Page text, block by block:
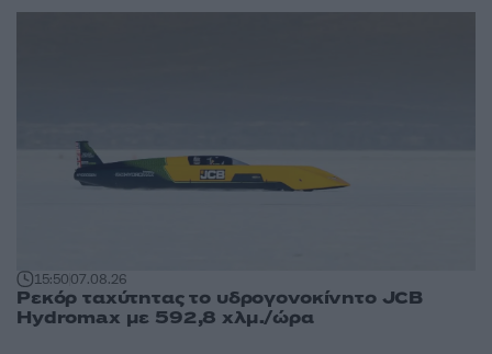
15:5007.08.26
Ρεκόρ ταχύτητας το υδρογονοκίνητο JCB
Hydromax με 592,8 χλμ./ώρα